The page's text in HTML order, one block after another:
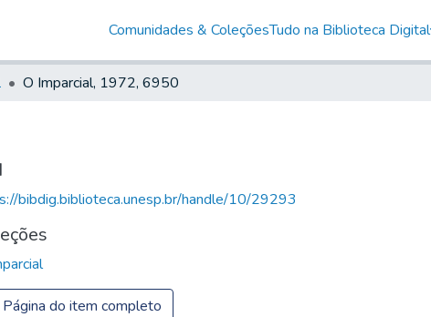
Comunidades & ColeçõesTudo na Biblioteca Digital
O Imparcial, 1972, 6950
bibdig.biblioteca.unesp.br/handle/10/29293
Página do item completo